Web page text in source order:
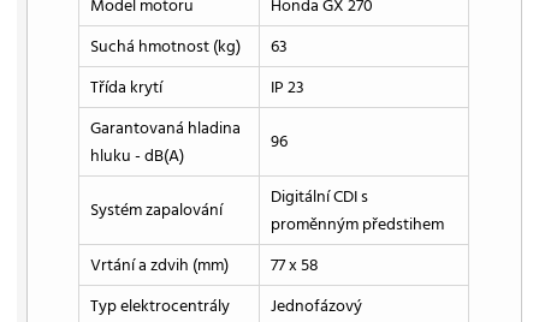
Model motoru
Honda GX 270
Suchá hmotnost (kg)
63
Třída krytí
IP 23
Garantovaná hladina
hluku - dB(A)
96
Systém zapalování
Digitální CDI s
proměnným předstihem
Vrtání a zdvih (mm)
77 x 58
Typ elektrocentrály
Jednofázový